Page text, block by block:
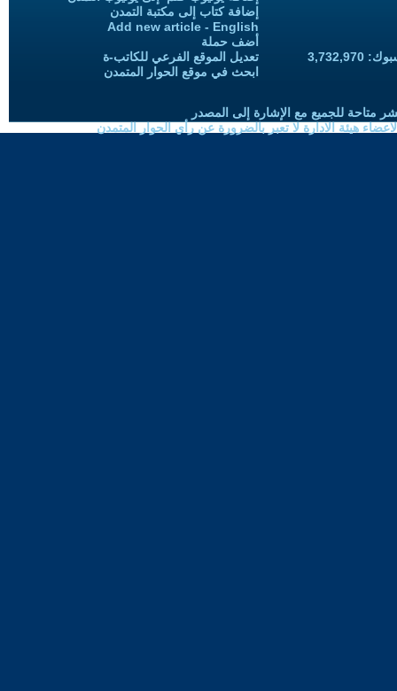
إضافة كتاب إلى مكتبة التمدن
Add new article - English
أضف حملة
تعديل الموقع الفرعي للكاتب-ة
ابحث في موقع الحوار المتمدن
متاحة للجميع مع الإشارة إلى المصدر
هيئة الادارة لا تعبر بالضرورة عن رأي الحوار المتمدن